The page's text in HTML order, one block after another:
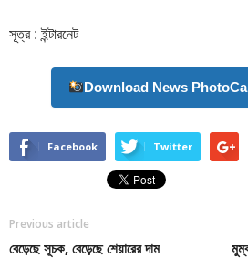
সূত্র : ইন্টারনেট
Download News
Facebook Twitter
Previous article
বেড়েছে সূচক, বেড়েছে শেয়ারের দাম